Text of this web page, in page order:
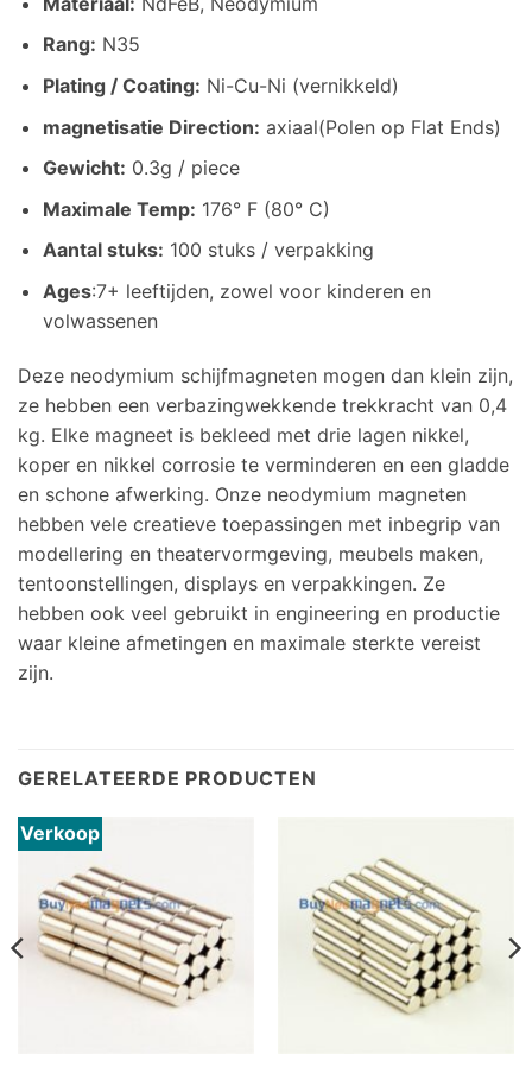
Rang: N35
Plating / Coating: Ni-Cu-Ni (vernikkeld)
magnetisatie Direction: axiaal(Polen op Flat Ends)
Gewicht: 0.3g / piece
Maximale Temp: 176° F (80° C)
Aantal stuks: 100 stuks / verpakking
Ages:7+ leeftijden, zowel voor kinderen en
volwassenen
Deze neodymium schijfmagneten mogen dan klein zijn,
ze hebben een verbazingwekkende trekkracht van 0,4
kg. Elke magneet is bekleed met drie lagen nikkel,
koper en nikkel corrosie te verminderen en een gladde
en schone afwerking. Onze neodymium magneten
hebben vele creatieve toepassingen met inbegrip van
modellering en theatervormgeving, meubels maken,
tentoonstellingen, displays en verpakkingen. Ze
hebben ook veel gebruikt in engineering en productie
waar kleine afmetingen en maximale sterkte vereist
zijn.
GERELATEERDE PRODUCTEN
Verkoop